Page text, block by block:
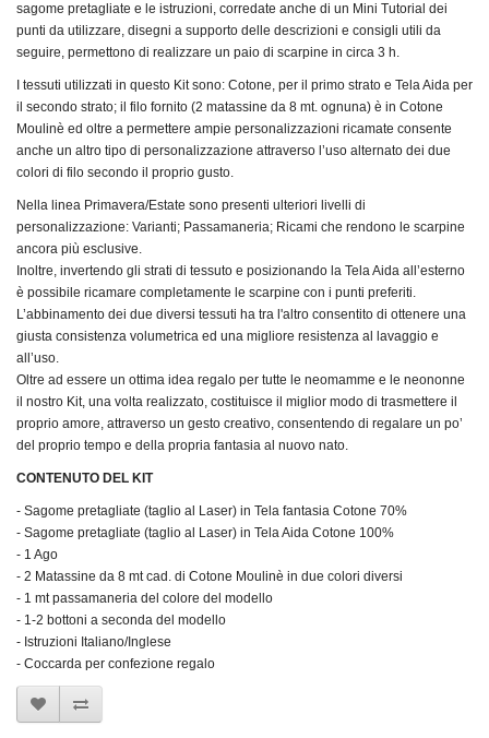
sagome pretagliate e le istruzioni, corredate anche di un Mini Tutorial dei
punti da utilizzare, disegni a supporto delle descrizioni e consigli utili da
seguire, permettono di realizzare un paio di scarpine in circa 3 h.
I tessuti utilizzati in questo Kit sono: Cotone, per il primo strato e Tela Aida per
il secondo strato; il filo fornito (2 matassine da 8 mt. ognuna) è in Cotone
Moulinè ed oltre a permettere ampie personalizzazioni ricamate consente
anche un altro tipo di personalizzazione attraverso l’uso alternato dei due
colori di filo secondo il proprio gusto.
Nella linea Primavera/Estate sono presenti ulteriori livelli di
personalizzazione: Varianti; Passamaneria; Ricami che rendono le scarpine
ancora più esclusive.
Inoltre, invertendo gli strati di tessuto e posizionando la Tela Aida all’esterno
è possibile ricamare completamente le scarpine con i punti preferiti.
L’abbinamento dei due diversi tessuti ha tra l'altro consentito di ottenere una
giusta consistenza volumetrica ed una migliore resistenza al lavaggio e
all’uso.
Oltre ad essere un ottima idea regalo per tutte le neomamme e le neononne
il nostro Kit, una volta realizzato, costituisce il miglior modo di trasmettere il
proprio amore, attraverso un gesto creativo, consentendo di regalare un po’
del proprio tempo e della propria fantasia al nuovo nato.
CONTENUTO DEL KIT
- Sagome pretagliate (taglio al Laser) in Tela fantasia Cotone 70%
- Sagome pretagliate (taglio al Laser) in Tela Aida Cotone 100%
- 1 Ago
- 2 Matassine da 8 mt cad. di Cotone Moulinè in due colori diversi
- 1 mt passamaneria del colore del modello
- 1-2 bottoni a seconda del modello
- Istruzioni Italiano/Inglese
- Coccarda per confezione regalo